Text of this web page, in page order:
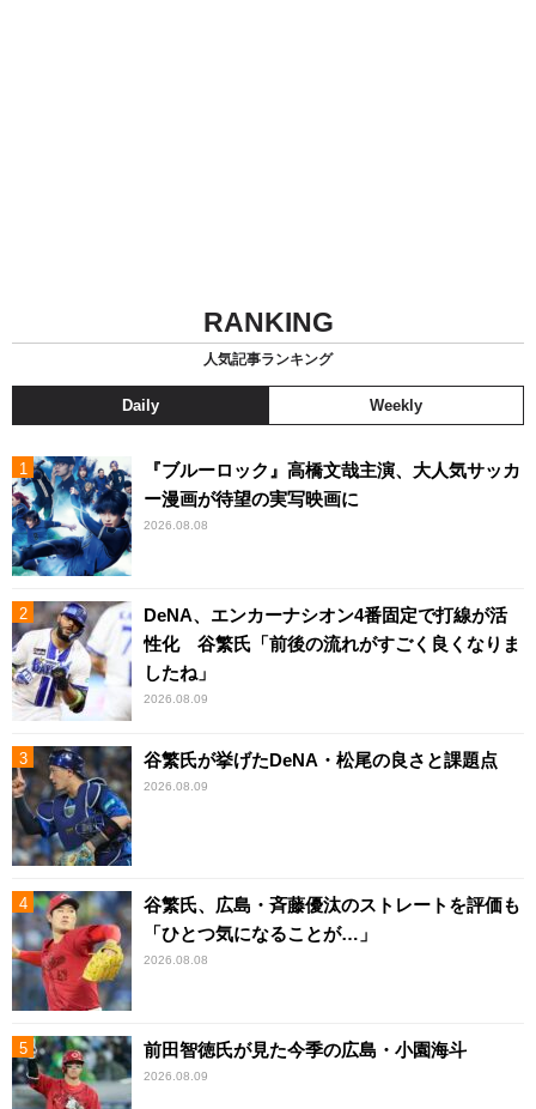
RANKING
人気記事ランキング
Daily Weekly
『ブルーロック』高橋文哉主演、大人気サッカ
ー漫画が待望の実写映画に
2026.08.08
DeNA、エンカーナシオン4番固定で打線が活
性化 谷繁氏「前後の流れがすごく良くなりま
したね」
2026.08.09
谷繁氏が挙げたDeNA・松尾の良さと課題点
2026.08.09
谷繁氏、広島・斉藤優汰のストレートを評価も
「ひとつ気になることが…」
2026.08.08
前田智徳氏が見た今季の広島・小園海斗
2026.08.09